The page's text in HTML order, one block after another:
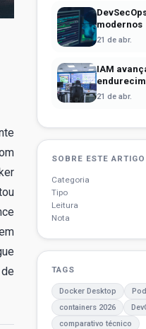
modernos
21 de abr.
IAM
operacional
21 de abr.
SOBRE ESTE ARTIGO
Categoria
Tipo
Leitura
Nota
TAGS
Docker Desktop
containers 2026
comparativo técnico